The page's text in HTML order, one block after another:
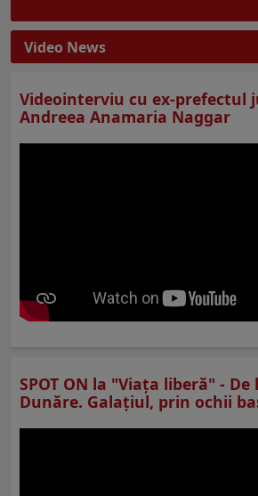
Video News
Videointerviu cu ex-prefectul
Andreea Anamaria Naggar
SPOT ON la "Viaţa liberă" -
Dunăre. Galațiul, prin ochii